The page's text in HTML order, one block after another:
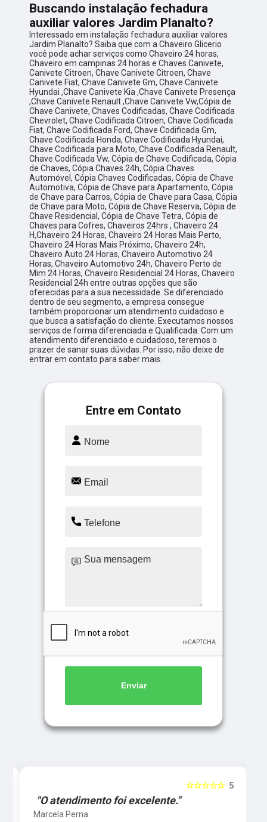
Buscando instalação fechadura
auxiliar valores Jardim Planalto?
Interessado em instalação fechadura auxiliar valores
Jardim Planalto? Saiba que com a Chaveiro Glicerio
você pode achar serviços como Chaveiro 24 horas,
Chaveiro em campinas 24 horas e Chaves Canivete,
Canivete Citroen, Chave Canivete Citroen, Chave
Canivete Fiat, Chave Canivete Gm, Chave Canivete
Hyundai ,Chave Canivete Kia ,Chave Canivete Presença
,Chave Canivete Renault ,Chave Canivete Vw,Cópia de
Chave Canivete, Chaves Codificadas, Chave Codificada
Chevrolet, Chave Codificada Citroen, Chave Codificada
Fiat, Chave Codificada Ford, Chave Codificada Gm,
Chave Codificada Honda, Chave Codificada Hyundai,
Chave Codificada para Moto, Chave Codificada Renault,
Chave Codificada Vw, Cópia de Chave Codificada, Cópia
de Chaves, Cópia Chaves 24h, Cópia Chaves
Automóvel, Cópia Chaves Codificadas, Cópia de Chave
Automotiva, Cópia de Chave para Apartamento, Cópia
de Chave para Carros, Cópia de Chave para Casa, Cópia
de Chave para Moto, Cópia de Chave Reserva, Cópia de
Chave Residencial, Cópia de Chave Tetra, Cópia de
Chaves para Cofres, Chaveiros 24hrs , Chaveiro 24
H,Chaveiro 24 Horas, Chaveiro 24 Horas Mais Perto,
Chaveiro 24 Horas Mais Próximo, Chaveiro 24h,
Chaveiro Auto 24 Horas, Chaveiro Automotivo 24
Horas, Chaveiro Automotivo 24h, Chaveiro Perto de
Mim 24 Horas, Chaveiro Residencial 24 Horas, Chaveiro
Residencial 24h entre outras opções que são
oferecidas para a sua necessidade. Se diferenciado
dentro de seu segmento, a empresa consegue
também proporcionar um atendimento cuidadoso e
que busca a satisfação do cliente. Executamos nossos
serviços de forma diferenciada e Qualificada. Com um
atendimento diferenciado e cuidadoso, teremos o
prazer de sanar suas dúvidas. Por isso, não deixe de
entrar em contato para saber mais.
Entre em Contato
Enviar
5
☆☆☆☆☆
"O atendimento foi excelente."
Marcela Perna